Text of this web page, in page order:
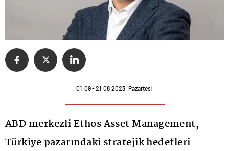
01:09 - 21.08.2023, Pazartesi
ABD merkezli Ethos Asset Management,
Türkiye pazarındaki stratejik hedefleri